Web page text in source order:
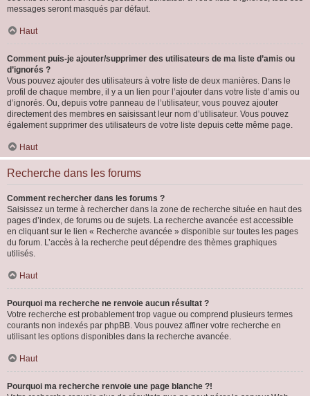
messages seront masqués par défaut.
Haut
Comment puis-je ajouter/supprimer des utilisateurs de ma liste d’amis ou
d’ignorés ?
Vous pouvez ajouter des utilisateurs à votre liste de deux manières. Dans le
profil de chaque membre, il y a un lien pour l’ajouter dans votre liste d’amis ou
d’ignorés. Ou, depuis votre panneau de l’utilisateur, vous pouvez ajouter
directement des membres en saisissant leur nom d’utilisateur. Vous pouvez
également supprimer des utilisateurs de votre liste depuis cette même page.
Haut
Recherche dans les forums
Comment rechercher dans les forums ?
Saisissez un terme à rechercher dans la zone de recherche située en haut des
pages d’index, de forums ou de sujets. La recherche avancée est accessible
en cliquant sur le lien « Recherche avancée » disponible sur toutes les pages
du forum. L’accès à la recherche peut dépendre des thèmes graphiques
utilisés.
Haut
Pourquoi ma recherche ne renvoie aucun résultat ?
Votre recherche est probablement trop vague ou comprend plusieurs termes
courants non indexés par phpBB. Vous pouvez affiner votre recherche en
utilisant les options disponibles dans la recherche avancée.
Haut
Pourquoi ma recherche renvoie une page blanche ?!